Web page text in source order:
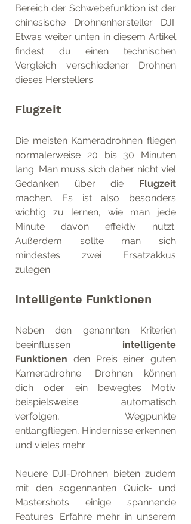
Bereich der Schwebefunktion ist der
chinesische Drohnenhersteller DJI.
Etwas weiter unten in diesem Artikel
findest du einen technischen
Vergleich verschiedener Drohnen
dieses Herstellers.
Flugzeit
Die meisten Kameradrohnen fliegen
normalerweise 20 bis 30 Minuten
lang. Man muss sich daher nicht viel
Gedanken über die Flugzeit
machen. Es ist also besonders
wichtig zu lernen, wie man jede
Minute davon effektiv nutzt.
Außerdem sollte man sich
mindestes zwei Ersatzakkus
zulegen.
Intelligente Funktionen
Neben den genannten Kriterien
beeinflussen intelligente
Funktionen den Preis einer guten
Kameradrohne. Drohnen können
dich oder ein bewegtes Motiv
beispielsweise automatisch
verfolgen, Wegpunkte
entlangfliegen, Hindernisse erkennen
und vieles mehr.
Neuere DJI-Drohnen bieten zudem
mit den sogennanten Quick- und
Mastershots einige spannende
Features. Erfahre mehr in unserem